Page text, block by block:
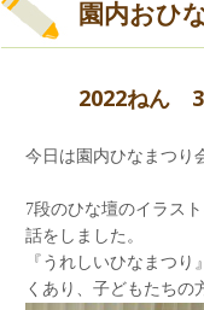
＜各学年の出し物＞
桃組さん・赤組さんは
ャ』の歌に合わせて劇
登場人物（兵隊、フラ
ご参観いただきました
ございました。
園内おひ
2022ねん
今日は園内ひなまつり
7段のひな壇のイラス
話をしました。
『うれしいひなまつ
くあり、子どもたちの